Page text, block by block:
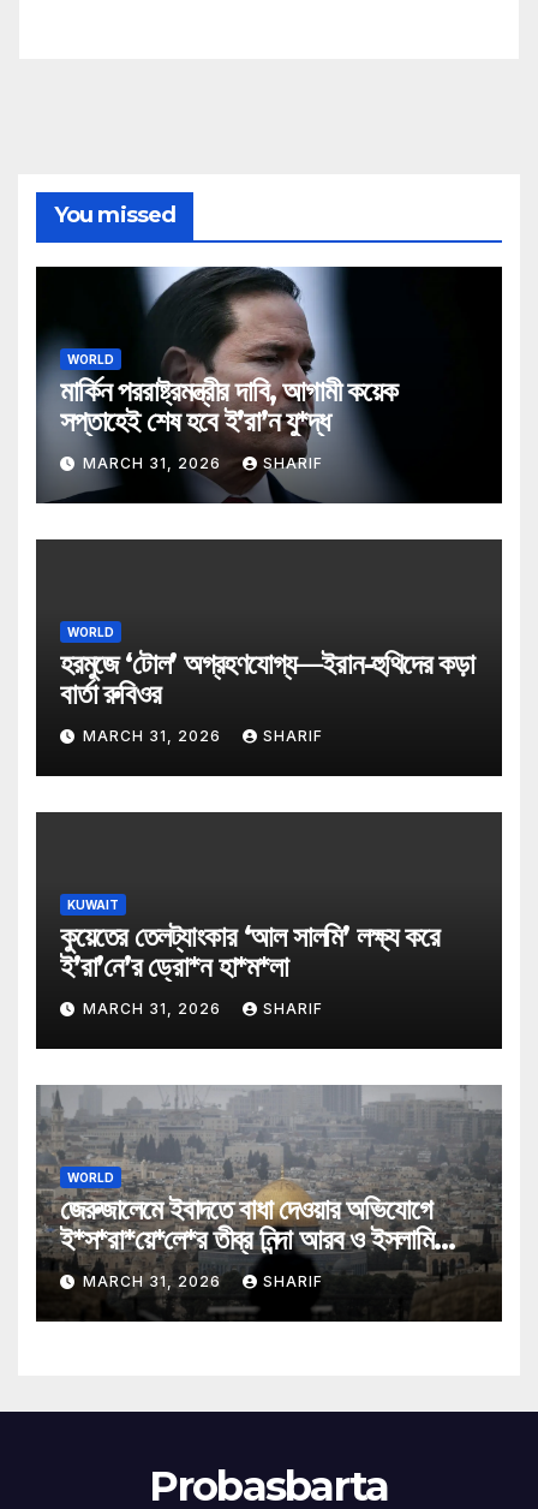
You missed
WORLD
মার্কিন পররাষ্ট্রমন্ত্রীর দাবি, আগামী কয়েক
সপ্তাহেই শেষ হবে ই’রা’ন যু*দ্ধ
MARCH 31, 2026 SHARIF
WORLD
হরমুজে ‘টোল’ অগ্রহণযোগ্য—ইরান-হুথিদের কড়া
বার্তা রুবিওর
MARCH 31, 2026 SHARIF
KUWAIT
কুয়েতের তেলট্যাংকার ‘আল সালমি’ লক্ষ্য করে
ই’রা’নে’র ড্রো*ন হা*ম*লা
MARCH 31, 2026 SHARIF
WORLD
জেরুজালেমে ইবাদতে বাধা দেওয়ার অভিযোগে
ই*স*রা*য়ে*লে*র তীব্র নিন্দা আরব ও ইসলামি
মন্ত্রীদের
MARCH 31, 2026 SHARIF
Probasbarta